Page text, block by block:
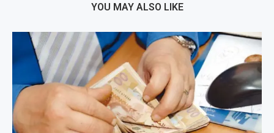
YOU MAY ALSO LIKE